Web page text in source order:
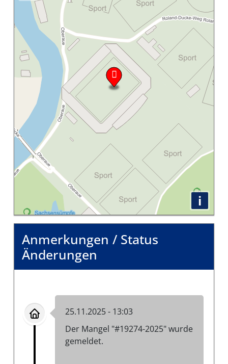
i
Anmerkungen / Status
Änderungen
25.11.2025 - 13:03
Der Mangel "#19274-2025" wurde
gemeldet.